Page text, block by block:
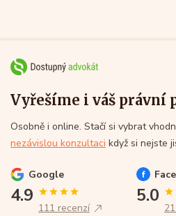
Vyřešíme i váš právní
Osobně i online. Stačí si vybrat
nezávislou konzultaci když si nejste
Google
4.9
111 recenzí
5.0